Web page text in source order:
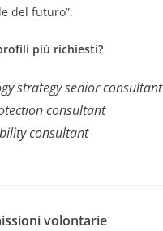
del futuro”.
più richiesti?
strategy senior consultant
consultant
consultant
volontarie